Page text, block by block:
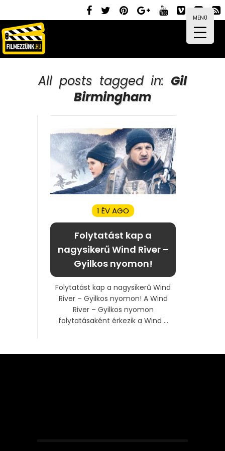
MENÜ
All posts tagged in: Gil
Birmingham
1 ÉV AGO
Folytatást kap a
nagysikerű Wind River –
Gyilkos nyomon!
Folytatást kap a nagysikerű Wind
River – Gyilkos nyomon! A Wind
River – Gyilkos nyomon
folytatásaként érkezik a Wind ...